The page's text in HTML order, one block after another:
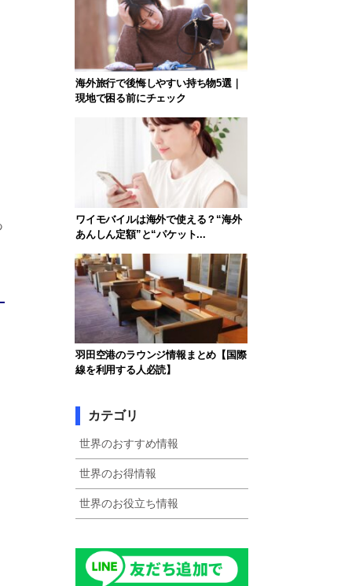
海外旅行で後悔しやすい持ち物5選｜
現地で困る前にチェック
ワイモバイルは海外で使える？“海外
あんしん定額”と“パケット...
羽田空港のラウンジ情報まとめ【国際
線を利用する人必読】
カテゴリ
世界のおすすめ情報
世界のお得情報
世界のお役立ち情報